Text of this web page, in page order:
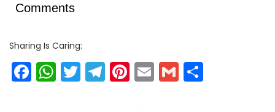
Comments
Sharing Is Caring:
Facebook
WhatsApp
Twitter
Telegram
Pinterest
EmailGmail